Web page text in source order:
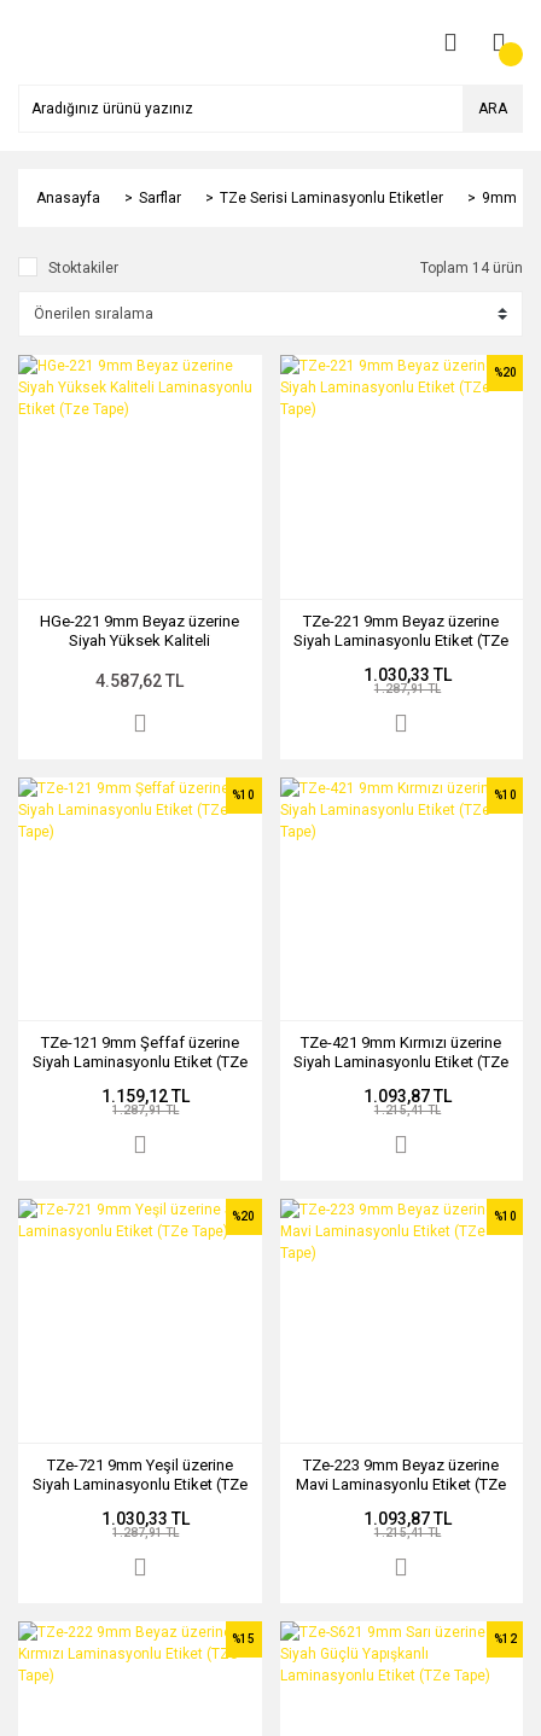
ARA
Anasayfa Sarflar TZe Serisi Laminasyonlu Etiketler 9mm
Stoktakiler Toplam 14 ürün
HGe-221 9mm Beyaz üzerine
Siyah Yüksek Kaliteli
4.587,62 TL
TZe-221 9mm Beyaz üzerine
Siyah Laminasyonlu Etiket (TZe
%20
1.030,33 TL
1.287,91 TL
TZe-121 9mm Şeffaf üzerine
Siyah Laminasyonlu Etiket (TZe
%10
1.159,12 TL
1.287,91 TL
TZe-421 9mm Kırmızı üzerine
Siyah Laminasyonlu Etiket (TZe
%10
1.093,87 TL
1.215,41 TL
TZe-721 9mm Yeşil üzerine
Siyah Laminasyonlu Etiket (TZe
%20
1.030,33 TL
1.287,91 TL
TZe-223 9mm Beyaz üzerine
Mavi Laminasyonlu Etiket (TZe
%10
1.093,87 TL
1.215,41 TL
%15 %12